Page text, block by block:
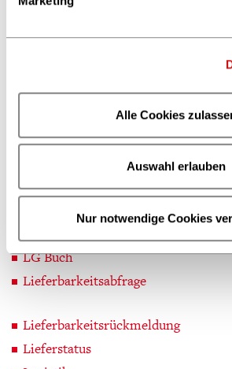
Alle Cookies
Auswahl erlauben
Nur notwendige Cookies
Ladenpreis
Lagerauftrag
Leipziger Platz
Letztabnehmer
LG Buch
Lieferbarkeitsabfrage
Lieferbarkeitsrückmeldung
Lieferstatus